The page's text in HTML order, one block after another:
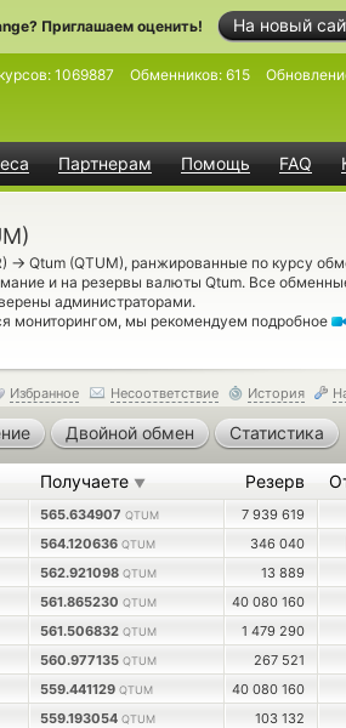
На новый
Приглашаем оценить!
Партнерам Помощь FAQ
1069887 Обменников: 615
→ Qtum (QTUM), ранжированные по курсу
и на резервы валюты Qtum. Все
администраторами.
мониторингом, мы рекомендуем подробное
Избранное Несоответствие История
Двойной обмен Статистика
Получаете ▼ Резерв
565.634907 QTUM 7 939 619
564.120636 QTUM 346 040
562.921098 QTUM 13 889
561.865230 QTUM 40 080 160
561.506832 QTUM 1 479 290
560.977135 QTUM 267 521
559.441129 QTUM 40 080 160
559.193054 QTUM 103 132